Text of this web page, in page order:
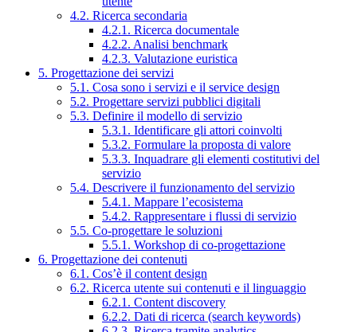
4.2. Ricerca secondaria
4.2.1. Ricerca documentale
4.2.2. Analisi benchmark
4.2.3. Valutazione euristica
5. Progettazione dei servizi
5.1. Cosa sono i servizi e il service design
5.2. Progettare servizi pubblici digitali
5.3. Definire il modello di servizio
5.3.1. Identificare gli attori coinvolti
5.3.2. Formulare la proposta di valore
5.3.3. Inquadrare gli elementi costitutivi del
servizio
5.4. Descrivere il funzionamento del servizio
5.4.1. Mappare l’ecosistema
5.4.2. Rappresentare i flussi di servizio
5.5. Co-progettare le soluzioni
5.5.1. Workshop di co-progettazione
6. Progettazione dei contenuti
6.1. Cos’è il content design
6.2. Ricerca utente sui contenuti e il linguaggio
6.2.1. Content discovery
6.2.2. Dati di ricerca (search keywords)